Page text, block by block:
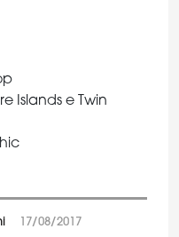
Islands e Twin
17/08/2017